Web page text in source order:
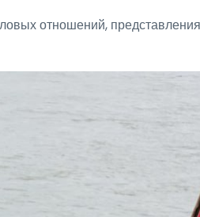
отношений,